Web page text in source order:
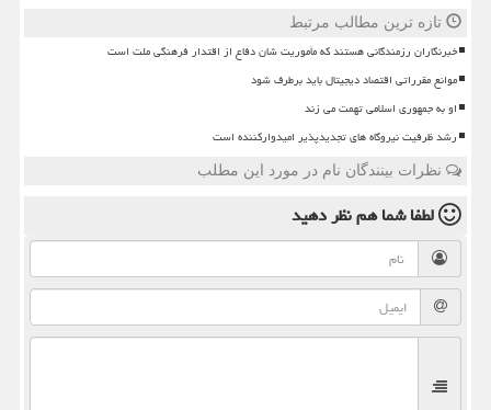
تازه ترین مطالب مرتبط
خبرنگاران رزمندگانی هستند که مأموریت شان دفاع از اقتدار فرهنگی ملت است
موانع مقرراتی اقتصاد دیجیتال باید برطرف شود
او به جمهوری اسلامی تهمت می زند
رشد ظرفیت نیروگاه های تجدیدپذیر امیدوارکننده است
نظرات بینندگان نام در مورد این مطلب
لطفا شما همنظر دهید